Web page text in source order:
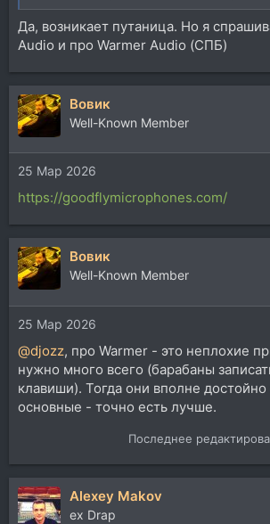
Да, возникает путаница. Но я
Audio и про Warmer Audio (СПБ)
Вовик
Well-Known Member
25 Мар 2026
https://goodflymicrophones.com/
Вовик
Well-Known Member
25 Мар 2026
@djozz, про Warmer - это неплохие
нужно много всего (барабаны
клавиши). Тогда они вполне достойно
основные - точно есть лучше.
Последнее
Alexey Makov
ex Drap